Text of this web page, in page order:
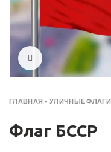
Click to enlarge
ГЛАВНАЯ »УЛИЧНЫЕ ФЛАГИ
Флаг БССР